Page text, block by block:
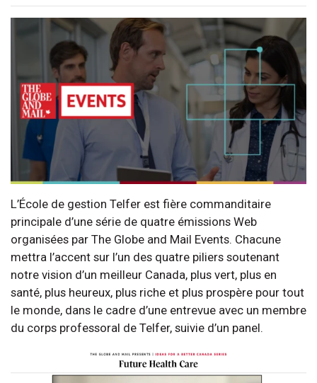
L’École de gestion Telfer est fière commanditaire
principale d’une série de quatre émissions Web
organisées par The Globe and Mail Events. Chacune
mettra l’accent sur l’un des quatre piliers soutenant
notre vision d’un meilleur Canada, plus vert, plus en
santé, plus heureux, plus riche et plus prospère pour tout
le monde, dans le cadre d’une entrevue avec un membre
du corps professoral de Telfer, suivie d’un panel.